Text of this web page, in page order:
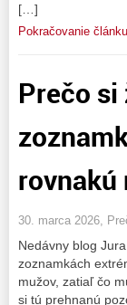
[…]
Pokračovanie článku
Prečo si
rovnakú
30. marca 2026,
Nedávny blog
zoznamkách
mužov, zatiaľ čo
si tú prehnanú